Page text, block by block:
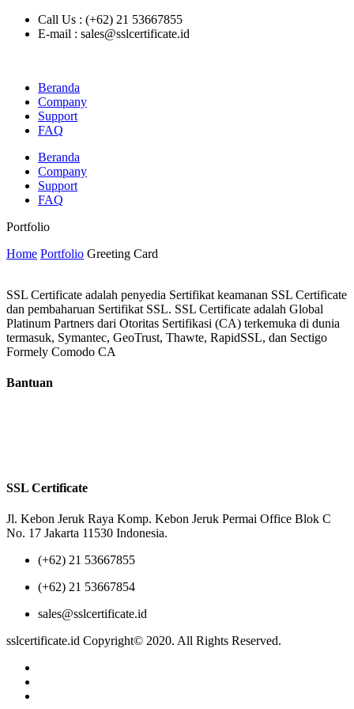
Call Us : (+62) 21 53667855
E-mail : sales@sslcertificate.id
Beranda
Company
Support
FAQ
Beranda
Company
Support
FAQ
Portfolio
Home Portfolio Greeting Card
SSL Certificate adalah penyedia Sertifikat keamanan SSL Certificate
dan pembaharuan Sertifikat SSL. SSL Certificate adalah Global
Platinum Partners dari Otoritas Sertifikasi (CA) terkemuka di dunia
termasuk, Symantec, GeoTrust, Thawte, RapidSSL, dan Sectigo
Formely Comodo CA
Bantuan
SSL Certificate
Jl. Kebon Jeruk Raya Komp. Kebon Jeruk Permai Office Blok C
No. 17 Jakarta 11530 Indonesia.
(+62) 21 53667855
(+62) 21 53667854
sales@sslcertificate.id
sslcertificate.id Copyright© 2020. All Rights Reserved.